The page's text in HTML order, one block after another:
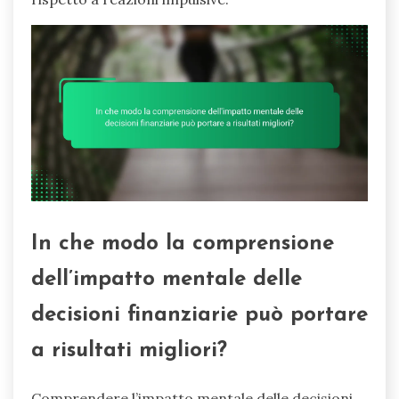
In che modo la comprensione
dell’impatto mentale delle
decisioni finanziarie può portare
a risultati migliori?